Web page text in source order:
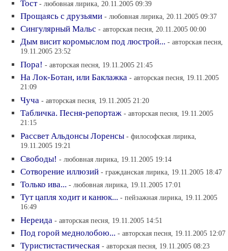
Тост - любовная лирика, 20.11.2005 09:39
Прощаясь с друзьями - любовная лирика, 20.11.2005 09:37
Сингулярный Мальс - авторская песня, 20.11.2005 00:00
Дым висит коромыслом под люстрой... - авторская песня,
19.11.2005 23:52
Пора! - авторская песня, 19.11.2005 21:45
На Лок-Ботан, или Баклажка - авторская песня, 19.11.2005
21:09
Чуча - авторская песня, 19.11.2005 21:20
Табличка. Песня-репортаж - авторская песня, 19.11.2005
21:15
Рассвет Альдонсы Лоренсы - философская лирика,
19.11.2005 19:21
Свободы! - любовная лирика, 19.11.2005 19:14
Сотворение иллюзий - гражданская лирика, 19.11.2005 18:47
Только ива... - любовная лирика, 19.11.2005 17:01
Тут цапля ходит и канюк... - пейзажная лирика, 19.11.2005
16:49
Нереида - авторская песня, 19.11.2005 14:51
Под горой меднолобою... - авторская песня, 19.11.2005 12:07
Туристистастическая - авторская песня, 19.11.2005 08:23